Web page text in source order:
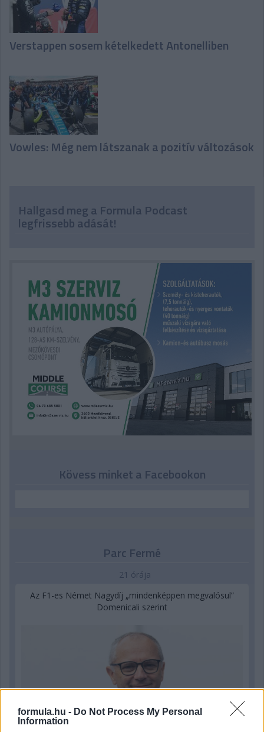
formula.hu - Do Not Process My Personal
Information
Verstappen sosem kételkedett Antonelliben
Vowles: Még nem látszanak a pozitív változások
Hallgasd meg a Formula Podcast
legfrissebb adását!
Kövess minket a Facebookon
Parc Fermé
21 órája
Az F1-es Német Nagydíj „mindenképpen megvalósul”
Domenicali szerint